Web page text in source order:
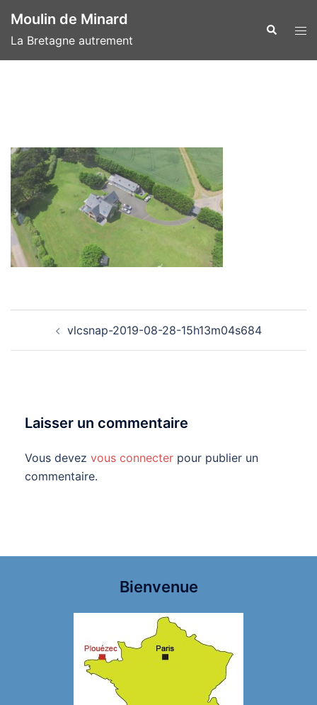
au
contenu
Moulin de Minard
La Bretagne autrement
d’articlevlcsnap-2019-08-28-15h13m04s684
Laisser un commentaire
Vous devez vous connecter pour publier un
commentaire.
Bienvenue